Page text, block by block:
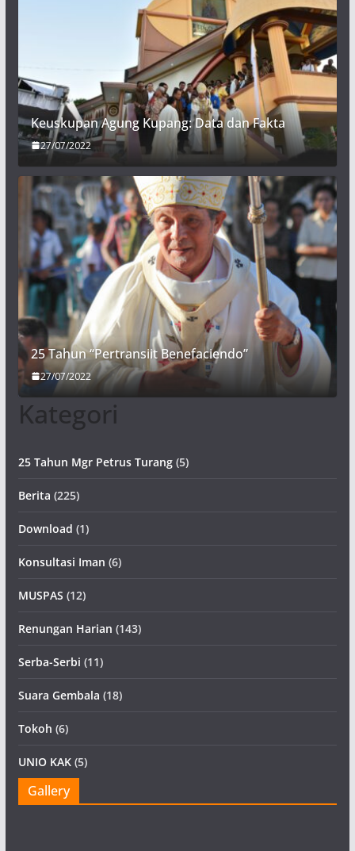
Keuskupan Agung Kupang: Data dan Fakta
27/07/2022
25 Tahun “Pertransiit Benefaciendo”
27/07/2022
Kategori
25 Tahun Mgr Petrus Turang(5)
Berita (225)
Download (1)
Konsultasi Iman (6)
MUSPAS (12)
Renungan Harian (143)
Serba-Serbi (11)
Suara Gembala (18)
Tokoh (6)
UNIO KAK(5)
Gallery